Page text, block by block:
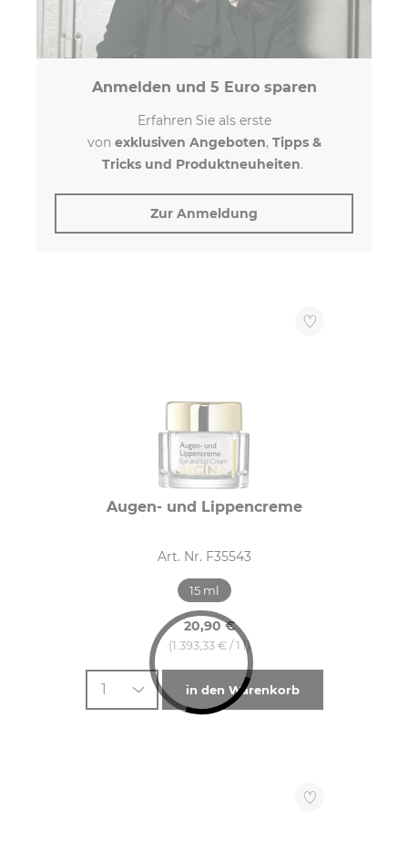
Anmelden und 5 Euro sparen
Erfahren Sie als erste
von exklusiven Angeboten, Tipps &
Tricks und Produktneuheiten.
Zur Anmeldung
Augen- und Lippencreme
Art. Nr. F35543
15 ml
20,90 €
(1.393,33 € / 1 l)
1 in den Warenkorb